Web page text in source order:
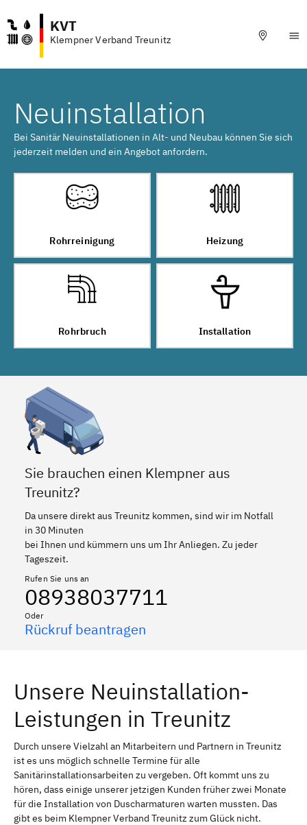
KVT
Klempner Verband Treunitz
Neuinstallation
Bei Sanitär Neuinstallationen in Alt- und Neubau können Sie sich
jederzeit melden und ein Angebot anfordern.
Rohrreinigung Heizung
Rohrbruch Installation
Sie brauchen einen Klempner aus
Treunitz?
Da unsere direkt aus Treunitz kommen, sind wir im Notfall
in 30 Minuten
bei Ihnen und kümmern uns um Ihr Anliegen. Zu jeder
Tageszeit.
Rufen Sie uns an
08938037711
Oder
Rückruf beantragen
Unsere Neuinstallation-
Leistungen in Treunitz
Durch unsere Vielzahl an Mitarbeitern und Partnern in Treunitz
ist es uns möglich schnelle Termine für alle
Sanitärinstallationsarbeiten zu vergeben. Oft kommt uns zu
hören, dass einige unserer jetzigen Kunden früher zwei Monate
für die Installation von Duscharmaturen warten mussten. Das
gibt es beim Klempner Verband Treunitz zum Glück nicht.